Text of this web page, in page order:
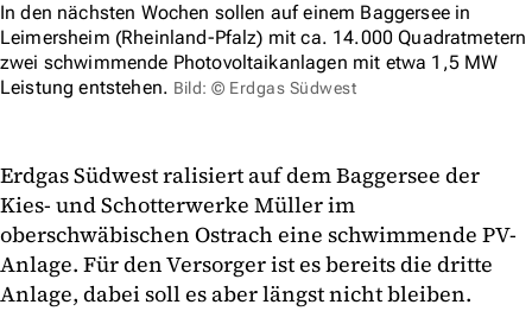
In den nächsten Wochen sollen auf einem Baggersee in
Leimersheim (Rheinland-Pfalz) mit ca. 14.000 Quadratmetern
zwei schwimmende Photovoltaikanlagen mit etwa 1,5 MW
Leistung entstehen. Bild: © Erdgas Südwest
Erdgas Südwest ralisiert auf dem Baggersee der
Kies- und Schotterwerke Müller im
oberschwäbischen Ostrach eine schwimmende PV-
Anlage. Für den Versorger ist es bereits die dritte
Anlage, dabei soll es aber längst nicht bleiben.